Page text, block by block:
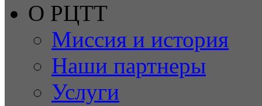
О РЦТТ
Миссия и история
Наши партнеры
Услуги